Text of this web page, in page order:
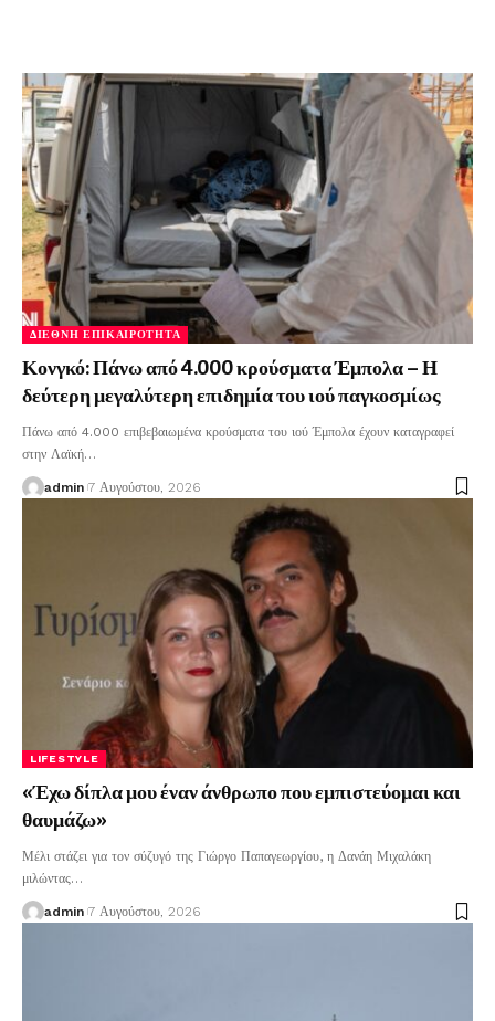
ΔΙΕΘΝΉ ΕΠΙΚΑΙΡΌΤΗΤΑ
Κονγκό: Πάνω από 4.000 κρούσματα Έμπολα – Η
δεύτερη μεγαλύτερη επιδημία του ιού παγκοσμίως
Πάνω από 4.000 επιβεβαιωμένα κρούσματα του ιού Έμπολα έχουν καταγραφεί
στην Λαϊκή…
admin 7 Αυγούστου, 2026
LIFESTYLE
«Έχω δίπλα μου έναν άνθρωπο που εμπιστεύομαι και
θαυμάζω»
Μέλι στάζει για τον σύζυγό της Γιώργο Παπαγεωργίου, η Δανάη Μιχαλάκη
μιλώντας…
admin 7 Αυγούστου, 2026